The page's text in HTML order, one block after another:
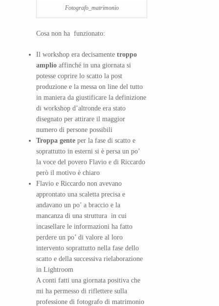
Fotografo_matrimonio
Cosa non ha funzionato:
Il workshop era decisamente troppo
amplio affinché in una giornata si
potesse coprire lo scatto la post
produzione e la messa on line del tutto
in maniera da giustificare la definizione
di workshop d’altronde era stato
disegnato per attirare il maggior
numero di persone possibili
Troppa gente per la fase di scatto e
soprattutto in esterni si è persa un po’
la voce del povero Flavio e di Riccardo
però il motivo è chiaro
Flavio e Riccardo non avevano
approntato una scaletta precisa e
andavano un po’ a braccio e la
mancanza di una struttura in cui
incasellare le informazioni ha fatto
perdere un po’ di valore al loro
intervento soprattutto nella fase dello
scatto e della successiva rielaborazione
in Lightroom
A conti fatti una giornata positiva che
mi ha permesso di riflettere sulla
professione di fotografo di matrimonio